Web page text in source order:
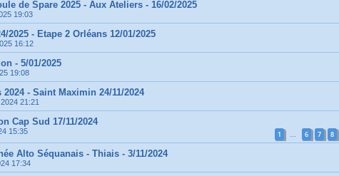
de Spare 2025 - Aux Ateliers - 16/02/2025
19:03
2025 - Etape 2 Orléans 12/01/2025
16:12
- 5/01/2025
19:08
- Saint Maximin 24/11/2024
21:21
Cap Sud 17/11/2024
15:35 1 … 6 7 8
Alto Séquanais - Thiais - 3/11/2024
17:34